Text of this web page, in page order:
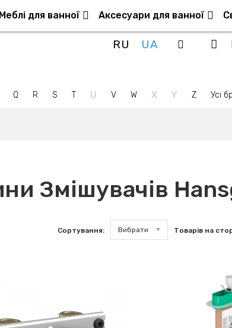
RU UA
Меблі для ванної Аксесуари для ванної
Q R S T U V W X Y Z Усі
Змішувачів
Сортування: Вибрати Товарів на